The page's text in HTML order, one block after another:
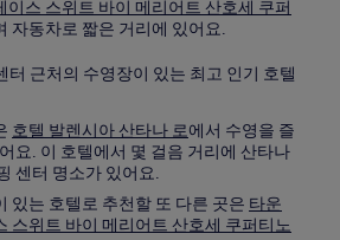
이스 스위트 바이 메리어트 산호세 쿠퍼
자동차로 짧은 거리에 있어요.
터 근처의 수영장이 있는 최고 인기 호텔
호텔 발렌시아 산타나 로에서 수영을 즐
요. 이 호텔에서 몇 걸음 거리에 산타나
센터 명소가 있어요.
있는 호텔로 추천할 또 다른 곳은 타운
스위트 바이 메리어트 산호세 쿠퍼티노